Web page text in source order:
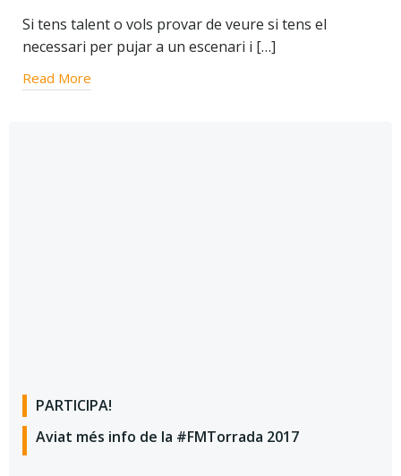
Si tens talent o vols provar de veure si tens el
necessari per pujar a un escenari i […]
Read More
PARTICIPA!
Aviat més info de la #FMTorrada 2017